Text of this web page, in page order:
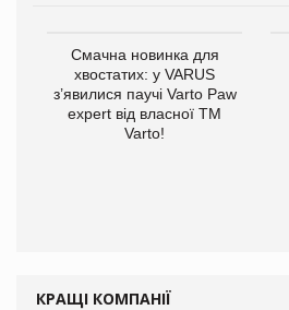
Смачна новинка для
хвостатих: у VARUS
з’явилися паучі Varto Paw
expert від власної ТМ
Varto!
КРАЩІ КОМПАНІЇ